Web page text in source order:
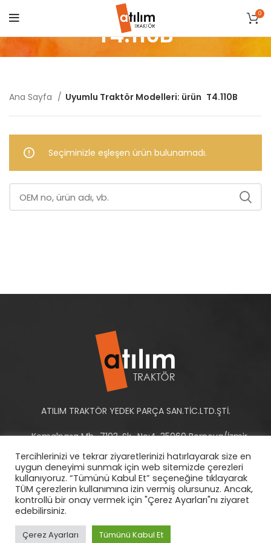
0
T4.110B
Ana Sayfa Uyumlu Traktör Modelleri: ürün T4.110B
Seçiminizle eşleşen ürün bulunamadı.
ATILIM TRAKTÖR YEDEK PARÇA SAN.TİC.LTD.ŞTİ.
Kemalpaşa Mh., 7103. Sk., No:4, 35060 Bornova/İzmir -
Türkiye
Tel: +90 232 458 10 93-94
E-Posta: info@atilimtraktor.com.tr
Tercihlerinizi ve tekrar ziyaretlerinizi hatırlayarak size en
uygun deneyimi sunmak için web sitemizde çerezleri
kullanıyoruz. “Tümünü Kabul Et” seçeneğine tıklayarak
TÜM çerezlerin kullanımına izin vermiş olursunuz. Ancak,
kontrollü bir onay vermek için "Çerez Ayarları"nı ziyaret
edebilirsiniz.
Çerez Ayarları Tümünü Kabul Et